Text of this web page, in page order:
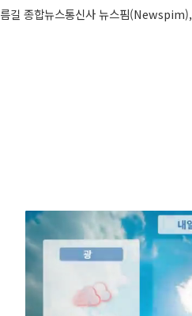
길 종합뉴스통신사 뉴스핌